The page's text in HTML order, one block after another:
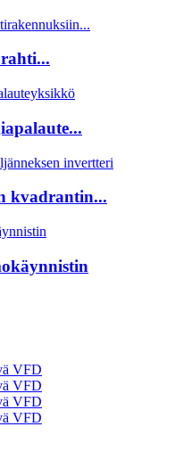
kvadrantin...